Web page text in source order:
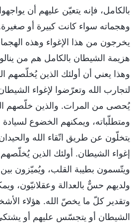
بالكامل، فإنه يتعيّن عليهم أن
وهجماته سواء كانت كبيرة أو
يخرجون من هذا الإغواء وهذه
هزيمة الشيطان بالكامل هم من
وهذا يعني أن أولئك الذين يُخلّصهم
لتجارب الله وتعرّضوا لإغواء
يُحصى من المرات. والذين خلّصهم
ومتطلّباته، ويمكنهم الخضوع لسيادة
يتخلّون عن طريق اتّقاء الله
إغواء الشيطان. أولئك الذين
ويتّسمون بطيبة القلب، ويُميّزون بين
ولديهم حسٌّ بالعدالة وعقلانيّون،
وتقدير كلّ ما يخصّ الله. هؤلاء
الشيطان أو يتجسّس عليهم أو يشتكي